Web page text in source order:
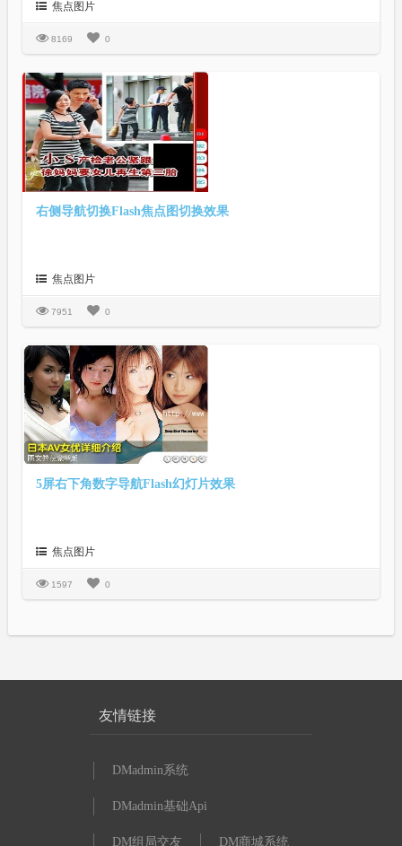
焦点图片
8169 0
右侧导航切换Flash焦点图切换效果
焦点图片
7951 0
5屏右下角数字导航Flash幻灯片效果
焦点图片
1597 0
友情链接
DMadmin系统
DMadmin基础Api
DM组局交友 DM商城系统